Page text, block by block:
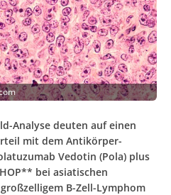
Analyse deuten auf einen
mit dem Antikörper-
Vedotin (Pola) plus
bei asiatischen
B-Zell-Lymphom